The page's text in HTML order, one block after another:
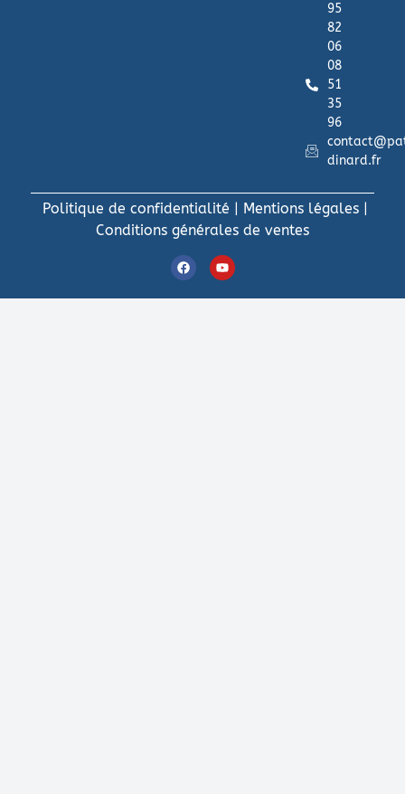
95
82
06
08
51
35
96
dinard.fr
Politique de confidentialité Mentions légales|
Conditions générales de ventes